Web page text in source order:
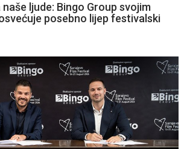
ljude: Bingo Group svojim
posebno lijep festivalski